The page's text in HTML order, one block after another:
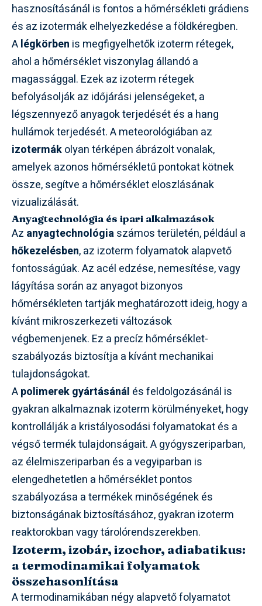
hasznosításánál is fontos a hőmérsékleti grádiens
és az izotermák elhelyezkedése a földkéregben.
Alégkörben is megfigyelhetők izoterm rétegek,
ahol a hőmérséklet viszonylag állandó a
magassággal. Ezek az izoterm rétegek
befolyásolják az időjárási jelenségeket, a
légszennyező anyagok terjedését és a hang
hullámok terjedését. A meteorológiában az
izotermákolyan térképen ábrázolt vonalak,
amelyek azonos hőmérsékletű pontokat kötnek
össze, segítve a hőmérséklet eloszlásának
vizualizálását.
Anyagtechnológia és ipari alkalmazások
Az anyagtechnológiaszámos területén, például a
hőkezelésben, az izoterm folyamatok alapvető
fontosságúak. Az acél edzése, nemesítése, vagy
lágyítása során az anyagot bizonyos
hőmérsékleten tartják meghatározott ideig, hogy a
kívánt mikroszerkezeti változások
végbemenjenek. Ez a precíz hőmérséklet-
szabályozás biztosítja a kívánt mechanikai
tulajdonságokat.
Apolimerek gyártásánál és feldolgozásánál is
gyakran alkalmaznak izoterm körülményeket, hogy
kontrollálják a kristályosodási folyamatokat és a
végső termék tulajdonságait. A gyógyszeriparban,
az élelmiszeriparban és a vegyiparban is
elengedhetetlen a hőmérséklet pontos
szabályozása a termékek minőségének és
biztonságának biztosításához, gyakran izoterm
reaktorokban vagy tárolórendszerekben.
Izoterm, izobár, izochor, adiabatikus:
a termodinamikai folyamatok
összehasonlítása
A termodinamikában négy alapvető folyamatot